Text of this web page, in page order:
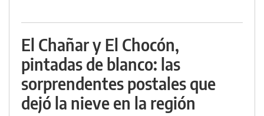
El Chañar y El Chocón,
pintadas de blanco: las
sorprendentes postales que
dejó la nieve en la región